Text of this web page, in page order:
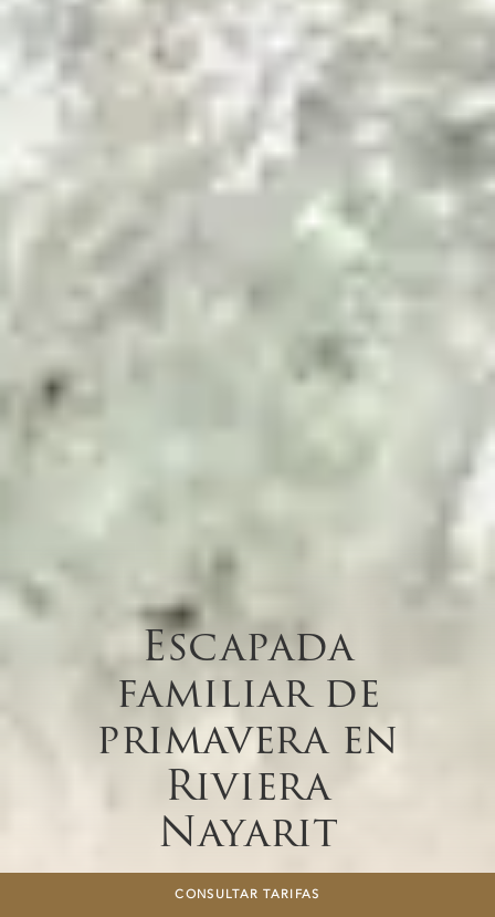
CONSULTAR TARIFAS
Escapada
familiar de
primavera en
Riviera
Nayarit
EN LA COSTA DEL PACÍFICO